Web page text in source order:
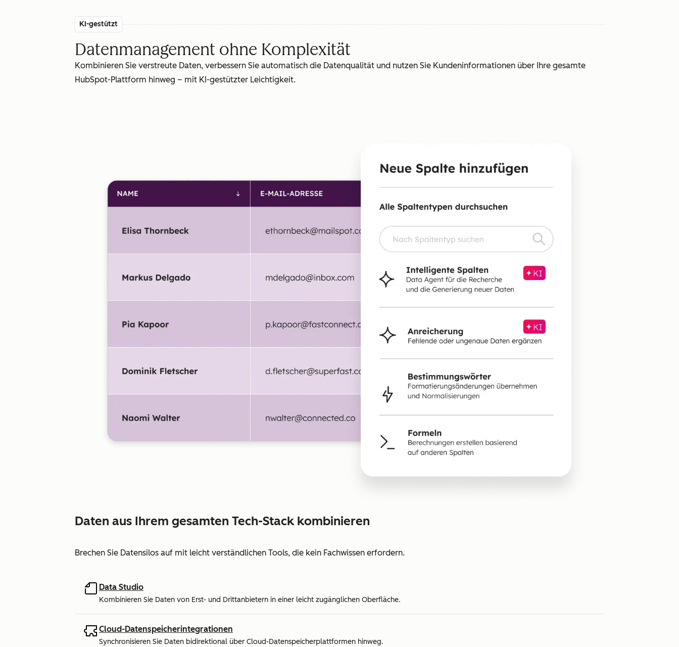
KI-gestützt
Datenmanagement ohne Komplexität
Kombinieren Sie verstreute Daten, verbessern Sie automatisch die Datenqualität und nutzen Sie Kundeninformationen über Ihre gesamte
HubSpot-Plattform hinweg – mit KI-gestützter Leichtigkeit.
Daten aus Ihrem gesamten Tech-Stack kombinieren
Brechen Sie Datensilos auf mit leicht verständlichen Tools, die kein Fachwissen erfordern.
Data Studio
Kombinieren Sie Daten von Erst- und Drittanbietern in einer leicht zugänglichen Oberfläche.
Cloud-Datenspeicherintegrationen
Synchronisieren Sie Daten bidirektional über Cloud-Datenspeicherplattformen hinweg.